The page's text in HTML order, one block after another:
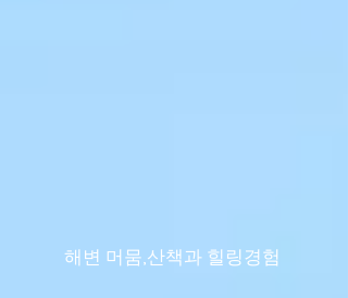
​해변 머뭄,산책과 힐링경험